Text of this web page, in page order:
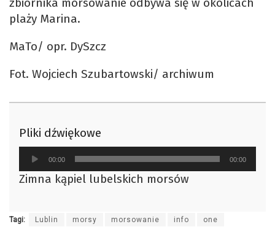
zbiornika morsowanie odbywa się w okolicach
plaży Marina.
MaTo/ opr. DySzcz
Fot. Wojciech Szubartowski/ archiwum
Pliki dźwiękowe
Odtwarzacz
plików
dźwiękowych
00:00 00:00
Zimna kąpiel lubelskich morsów
Tagi: Lublin morsy morsowanie info one